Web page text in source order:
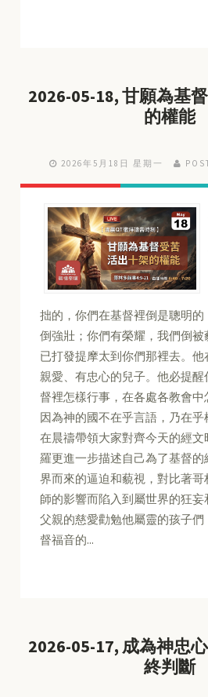
2026-05-18, 甘願為基
的權能
2026年5月18日 星期一
拙的，你們在基督裡倒是聰明
倒強壯；你們有榮耀，我們倒被
已打發提摩太到你們那裡去。
親愛、有忠心的兒子。他必提
督裡怎樣行事，在各處各教會中
因為神的國不在乎言語，乃在
在晨禱帶領大家對齊今天的經
羅更進一步描述自己為了基督
界而來的逼迫和藐視，對比著
師的影響而陷入到屬世界的狂
父親的慈愛勸勉他屬靈的孩子
督福音的...
2026-05-17, 成為神忠
終判斷